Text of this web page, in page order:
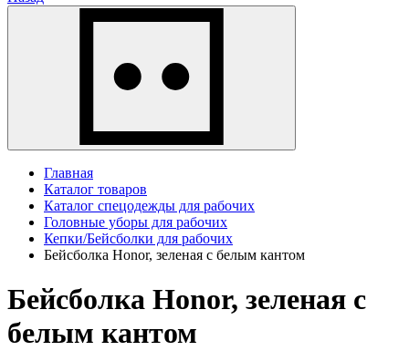
Главная
Каталог товаров
Каталог спецодежды для рабочих
Головные уборы для рабочих
Кепки/Бейсболки для рабочих
Бейсболка Honor, зеленая с белым кантом
Бейсболка Honor, зеленая с
белым кантом